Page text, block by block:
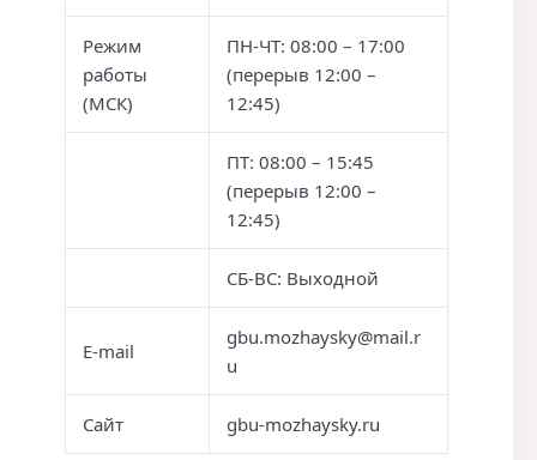
Режим
работы
(МСК)
ПН-ЧТ: 08:00 – 17:00
(перерыв 12:00 –
12:45)
ПТ: 08:00 – 15:45
(перерыв 12:00 –
12:45)
СБ-ВС: Выходной
E-mail
gbu.mozhaysky@mail.r
u
Сайт gbu-mozhaysky.ru